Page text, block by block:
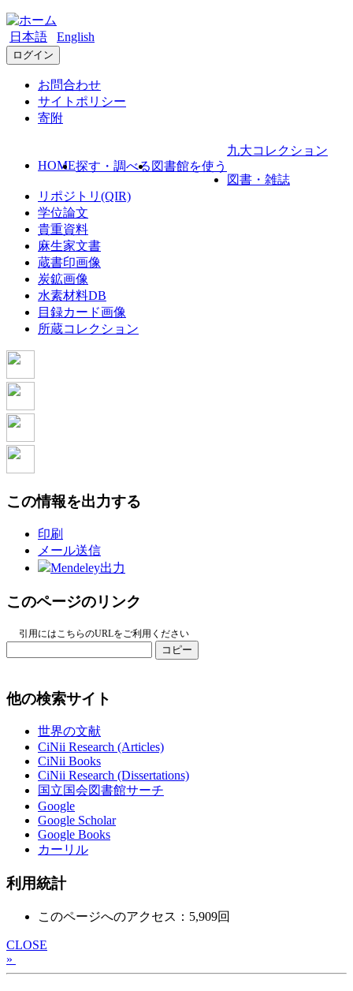
日本語 English
ログイン
お問合わせ
サイトポリシー
寄附
HOME探す・調べる 図書館を使う
九大コレクション
図書・雑誌
リポジトリ(QIR)
学位論文
貴重資料
麻生家文書
蔵書印画像
炭鉱画像
水素材料DB
目録カード画像
所蔵コレクション
この情報を出力する
印刷
メール送信
Mendeley出力
このページのリンク
引用にはこちらのURLをご利用ください
コピー
他の検索サイト
世界の文献
CiNii Research (Articles)
CiNii Books
CiNii Research (Dissertations)
国立国会図書館サーチ
Google
Google Scholar
Google Books
カーリル
利用統計
このページへのアクセス：5,909回
CLOSE
»